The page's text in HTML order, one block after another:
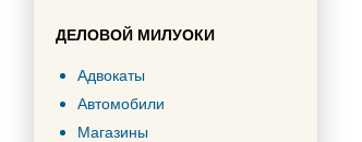
ДЕЛОВОЙ МИЛУОКИ
Адвокаты
Автомобили
Магазины